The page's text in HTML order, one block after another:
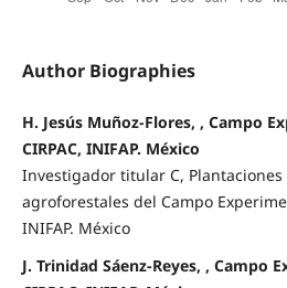
Author Biographies
H. Jesús Muñoz-Flores, , Campo
CIRPAC, INIFAP. México
Investigador titular C, Plantaciones
agroforestales del Campo
INIFAP. México
J. Trinidad Sáenz-Reyes, , Campo